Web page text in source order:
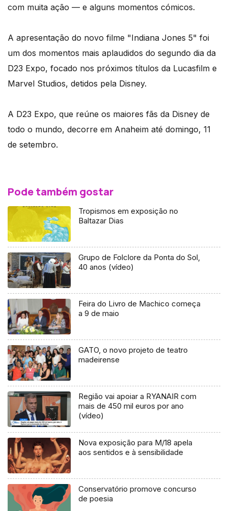
com muita ação — e alguns momentos cómicos.
A apresentação do novo filme "Indiana Jones 5" foi
um dos momentos mais aplaudidos do segundo dia da
D23 Expo, focado nos próximos títulos da Lucasfilm e
Marvel Studios, detidos pela Disney.
A D23 Expo, que reúne os maiores fãs da Disney de
todo o mundo, decorre em Anaheim até domingo, 11
de setembro.
Pode também gostar
Tropismos em exposição no
Baltazar Dias
Grupo de Folclore da Ponta do Sol,
40 anos (vídeo)
Feira do Livro de Machico começa
a 9 de maio
GATO, o novo projeto de teatro
madeirense
Região vai apoiar a RYANAIR com
mais de 450 mil euros por ano
(vídeo)
Nova exposição para M/18 apela
aos sentidos e à sensibilidade
Conservatório promove concurso
de poesia